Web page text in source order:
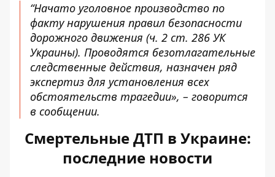
“Начато уголовное производство по
факту нарушения правил безопасности
дорожного движения (ч. 2 ст. 286 УК
Украины). Проводятся безотлагательные
следственные действия, назначен ряд
экспертиз для установления всех
обстоятельств трагедии», – говорится
в сообщении.
Смертельные ДТП в Украине:
последние новости